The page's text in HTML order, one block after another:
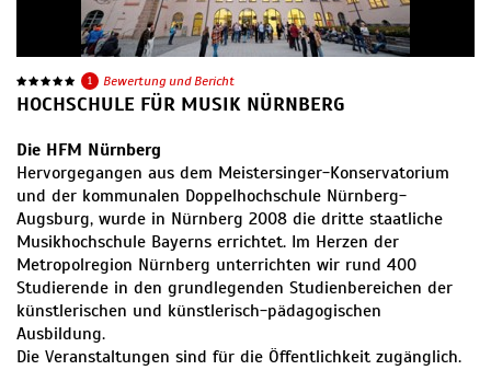
1 Bewertung und Bericht
HOCHSCHULE FÜR MUSIK NÜRNBERG
Die HFM Nürnberg
Hervorgegangen aus dem Meistersinger-Konservatorium
und der kommunalen Doppelhochschule Nürnberg-
Augsburg, wurde in Nürnberg 2008 die dritte staatliche
Musikhochschule Bayerns errichtet. Im Herzen der
Metropolregion Nürnberg unterrichten wir rund 400
Studierende in den grundlegenden Studienbereichen der
künstlerischen und künstlerisch-pädagogischen
Ausbildung.
Die Veranstaltungen sind für die Öffentlichkeit zugänglich.